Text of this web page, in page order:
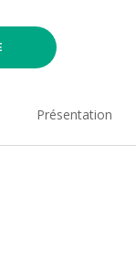
Présentation